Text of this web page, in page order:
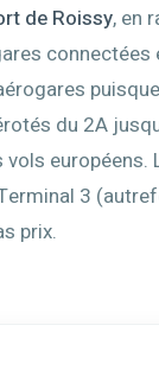
de Roissy, en
connectées
du 2A
3
prix.